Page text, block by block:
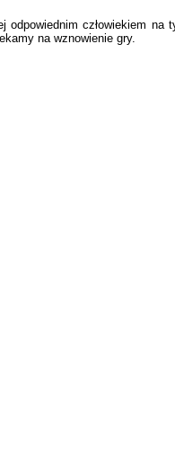
człowiekiem
na wznowienie gry.